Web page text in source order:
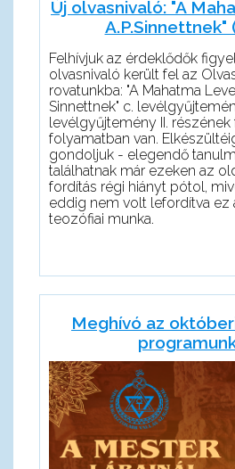
Új olvasnivaló: "A
A.P.Sinnettnek"
Felhívjuk az érdeklődők
olvasnivaló került fel az
rovatunkba: "A Mahatma
Sinnettnek" c.
levélgyűjtemény II. részének
folyamatban van.
gondoljuk - elegendő
találhatnak már ezeken az
fordítás régi hiányt pótol,
eddig nem volt lefordítva ez
teozófiai munka.
Meghívó az